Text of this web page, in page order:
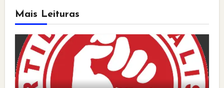
Mais Leituras